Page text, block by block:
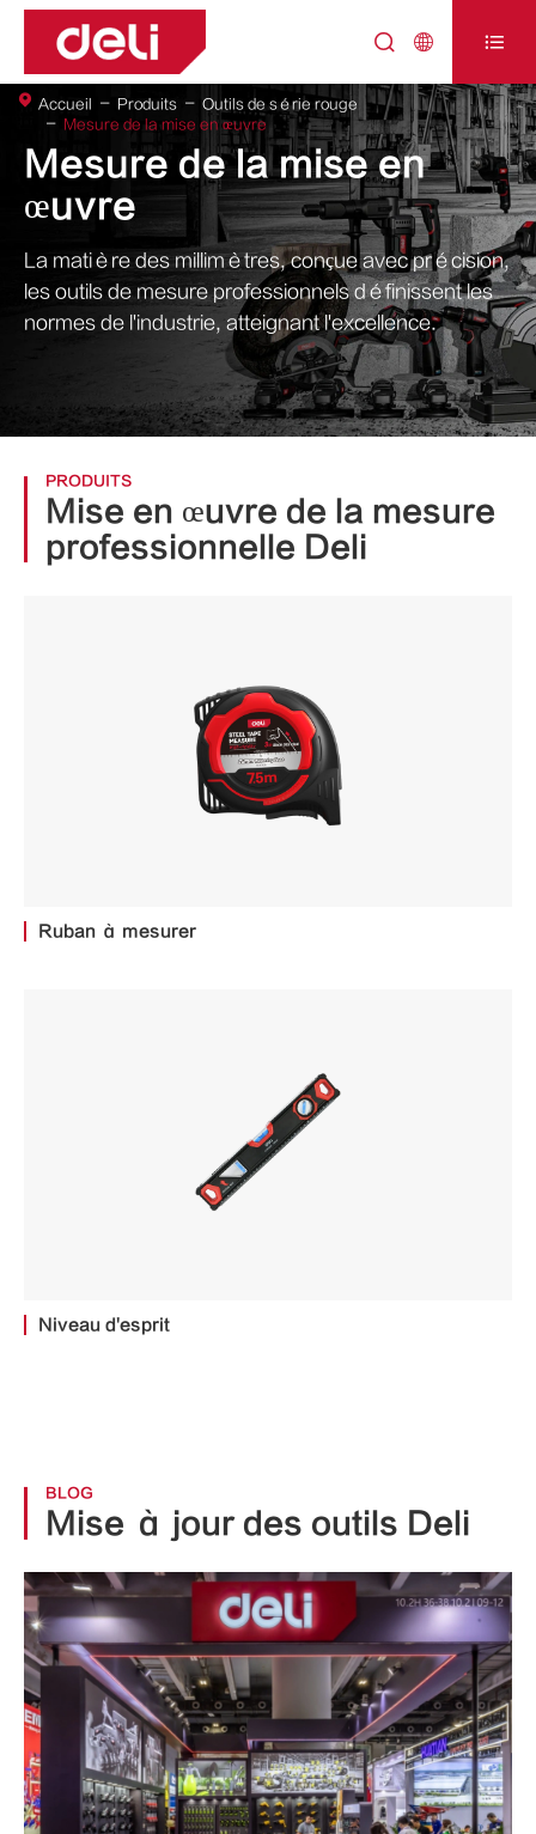
  
Mesure de la mise en
œuvre
La matière des millimètres, conçue avec précision,
les outils de mesure professionnels définissent les
normes de l'industrie, atteignant l'excellence.
Accueil Produits
Outils de série rouge
Mesure de la mise en œuvre
PRODUITS
Mise en œuvre de la mesure
professionnelle Deli
Ruban à mesurer
Niveau d'esprit
BLOG
Mise à jour des outils Deli